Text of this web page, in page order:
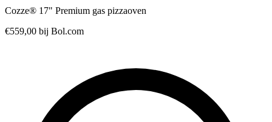
Cozze® 17" Premium gas pizzaoven
€559,00 bij Bol.com